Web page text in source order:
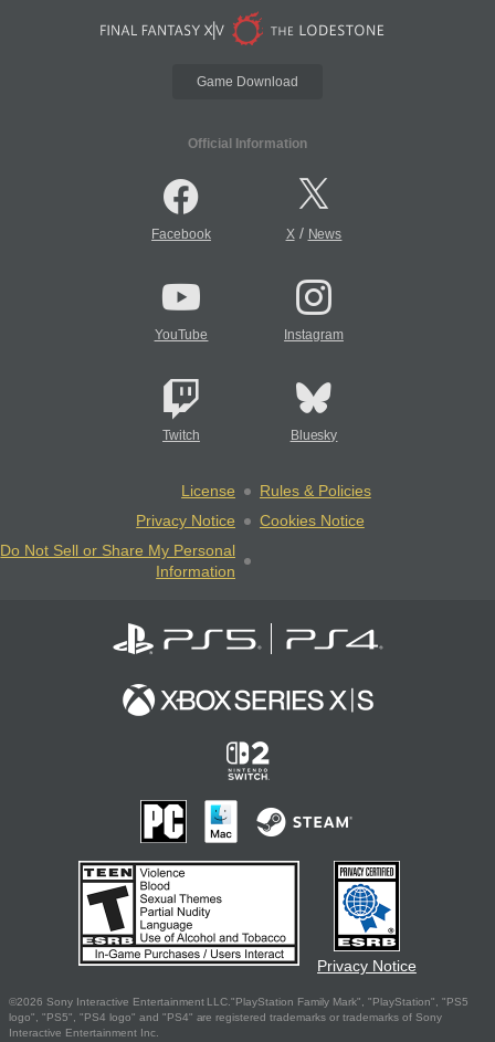
Game Download
Official Information
Facebook X/ News
YouTube Instagram
Twitch Bluesky
License
Rules & Policies
Privacy Notice
Cookies Notice
Do Not Sell or Share My Personal
Information
Privacy Notice
©2026 Sony Interactive Entertainment LLC."PlayStation Family Mark", "PlayStation", "PS5
logo", "PS5", "PS4 logo" and "PS4" are registered trademarks or trademarks of Sony
Interactive Entertainment Inc.